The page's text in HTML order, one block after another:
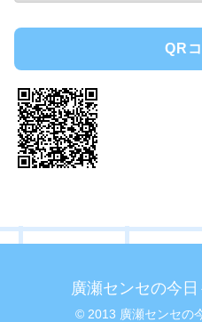
QR
廣瀬センセの今
© 2013 廣瀬センセの